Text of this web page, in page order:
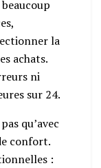
la
achats.
ni
sur 24.
qu’avec
confort.
: